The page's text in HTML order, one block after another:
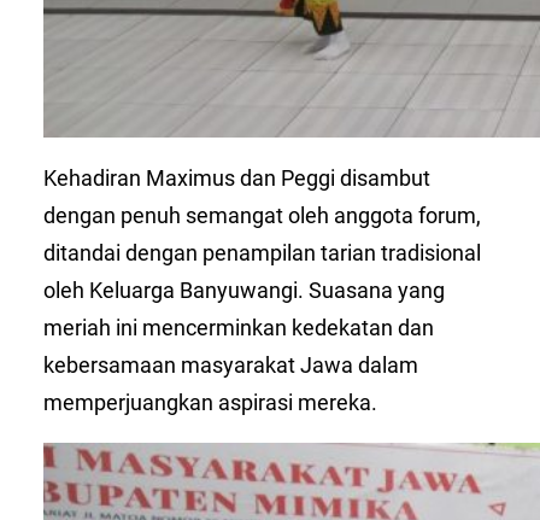
Kehadiran Maximus dan Peggi disambut
dengan penuh semangat oleh anggota forum,
ditandai dengan penampilan tarian tradisional
oleh Keluarga Banyuwangi. Suasana yang
meriah ini mencerminkan kedekatan dan
kebersamaan masyarakat Jawa dalam
memperjuangkan aspirasi mereka.